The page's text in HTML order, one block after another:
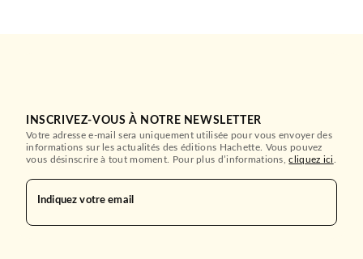
INSCRIVEZ-VOUS À NOTRE NEWSLETTER
Votre adresse e-mail sera uniquement utilisée pour vous envoyer des
informations sur les actualités des éditions Hachette. Vous pouvez
vous désinscrire à tout moment. Pour plus d’informations,cliquez ici.
Indiquez votre email